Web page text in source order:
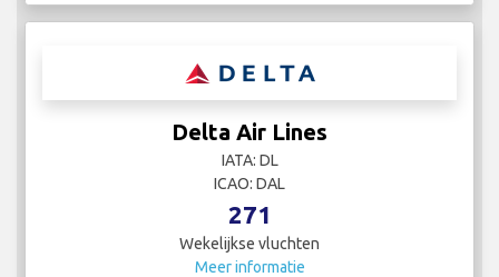
Delta Air Lines
IATA: DL
ICAO: DAL
271
Wekelijkse vluchten
Meer informatie